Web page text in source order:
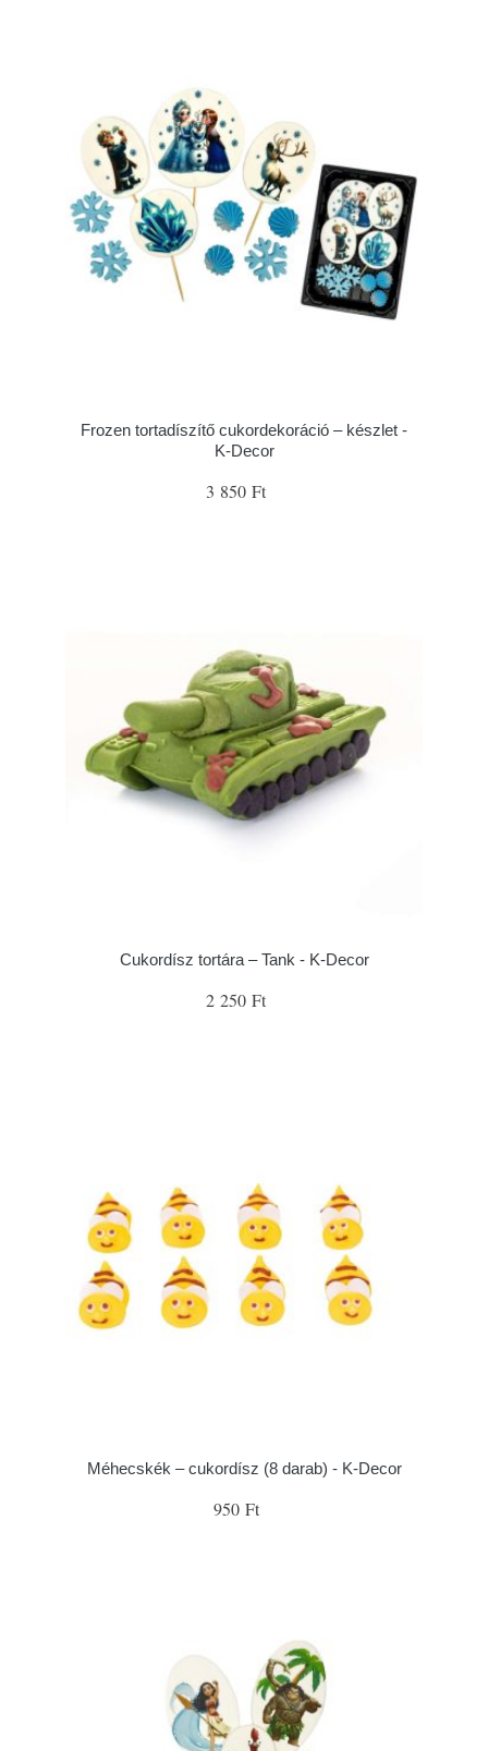
Frozen tortadíszítő cukordekoráció – készlet -
K-Decor
3 850 Ft
Cukordísz tortára – Tank - K-Decor
2 250 Ft
Méhecskék – cukordísz (8 darab) - K-Decor
950 Ft